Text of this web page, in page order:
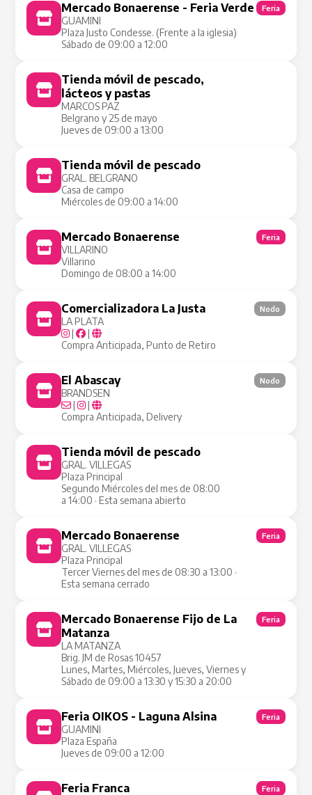
Mercado Bonaerense - Feria Verde
GUAMINI
Plaza Justo Condesse. (Frente a la iglesia)
Sábado de 09:00 a 12:00
Feria
Tienda móvil de pescado,
lácteos y pastas
MARCOS PAZ
Belgrano y 25 de mayo
Jueves de 09:00 a 13:00
Tienda móvil de pescado
GRAL. BELGRANO
Casa de campo
Miércoles de 09:00 a 14:00
Mercado Bonaerense
VILLARINO
Villarino
Domingo de 08:00 a 14:00
Feria
Comercializadora La Justa
LA PLATA
|
|
Compra Anticipada, Punto de Retiro
Nodo
El Abascay
BRANDSEN
|
|
Compra Anticipada, Delivery
Nodo
Tienda móvil de pescado
GRAL. VILLEGAS
Plaza Principal
Segundo Miércoles del mes de 08:00
a 14:00 · Esta semana abierto
Mercado Bonaerense
GRAL. VILLEGAS
Plaza Principal
Tercer Viernes del mes de 08:30 a 13:00 ·
Esta semana cerrado
Feria
Mercado Bonaerense Fijo de La
Matanza
LA MATANZA
Brig. JM de Rosas 10457
Lunes, Martes, Miércoles, Jueves, Viernes y
Sábado de 09:00 a 13:30 y 15:30 a 20:00
Feria
Feria OIKOS - Laguna Alsina
GUAMINI
Plaza España
Jueves de 09:00 a 12:00
Feria
Feria Franca Feria